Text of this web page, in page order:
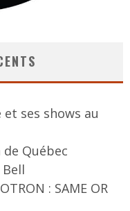
ses shows au
Québec
: SAME OR